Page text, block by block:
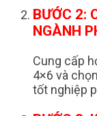
BƯỚC 2:
NGÀNH
Cung cấp
4×6 và
tốt nghiệp